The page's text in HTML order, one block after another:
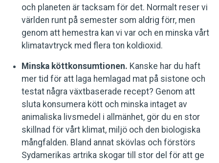
och planeten är tacksam för det. Normalt reser vi
världen runt på semester som aldrig förr, men
genom att hemestra kan vi var och en minska vårt
klimatavtryck med flera ton koldioxid.
Minska köttkonsumtionen. Kanske har du haft
mer tid för att laga hemlagad mat på sistone och
testat några växtbaserade recept? Genom att
sluta konsumera kött och minska intaget av
animaliska livsmedel i allmänhet, gör du en stor
skillnad för vårt klimat, miljö och den biologiska
mångfalden. Bland annat skövlas och förstörs
Sydamerikas artrika skogar till stor del för att ge